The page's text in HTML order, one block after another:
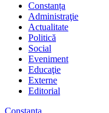
Constanța
Administraţie
Actualitate
Politică
Social
Eveniment
Educaţie
Externe
Editorial
Constanța